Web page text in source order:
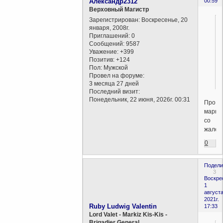
Верховный Магистр
Зарегистрирован: Воскресенье, 20
января, 2008г.
Приглашений: 0
Сообщений: 9587
Уважение: +399
Позитив: +124
Пол: Мужской
Провел на форуме:
3 месяца 27 дней
Последний визит:
Понедельник, 22 июня, 2026г. 00:31
Про
со
0
3
1
2021г.
17:33
Ruby Ludwig Valentin
Lord Valet - Markiz Kis-Kis -